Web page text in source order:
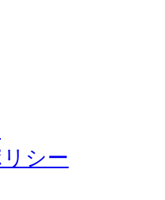
シー